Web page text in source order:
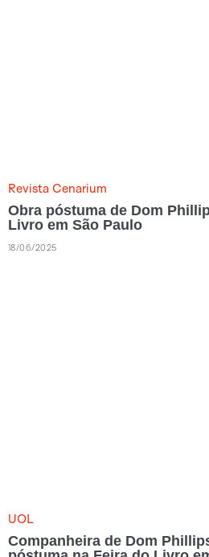
Revista Cenarium
Obra póstuma de Dom
Livro em São Paulo
18/06/2025
UOL
Companheira de Dom